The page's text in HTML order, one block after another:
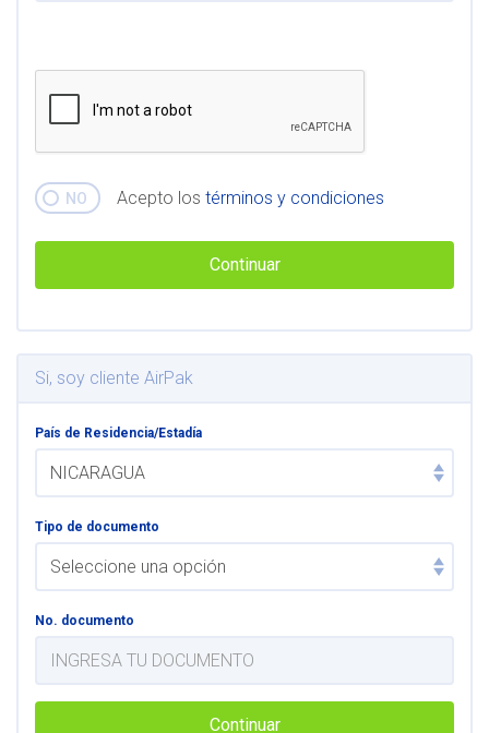
Acepto los términos y condiciones
Continuar
Si, soy cliente AirPak
País de Residencia/Estadía
Tipo de documento
No. documento
Continuar